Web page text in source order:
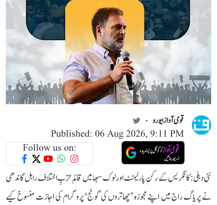
قومی آواز بیورو
Published: 06 Aug 2026, 9:11 PM
Follow us on:
نئی دہلی: کانگریس کے رکن پارلیمنٹ اور لوک سبھا میں قائدِ حزبِ اختلاف راہل گاندھی
نے پریاگ راج میں اپنے مجوزہ ’چھاتروں کی گونج‘ پروگرام کی اجازت منسوخ کیے